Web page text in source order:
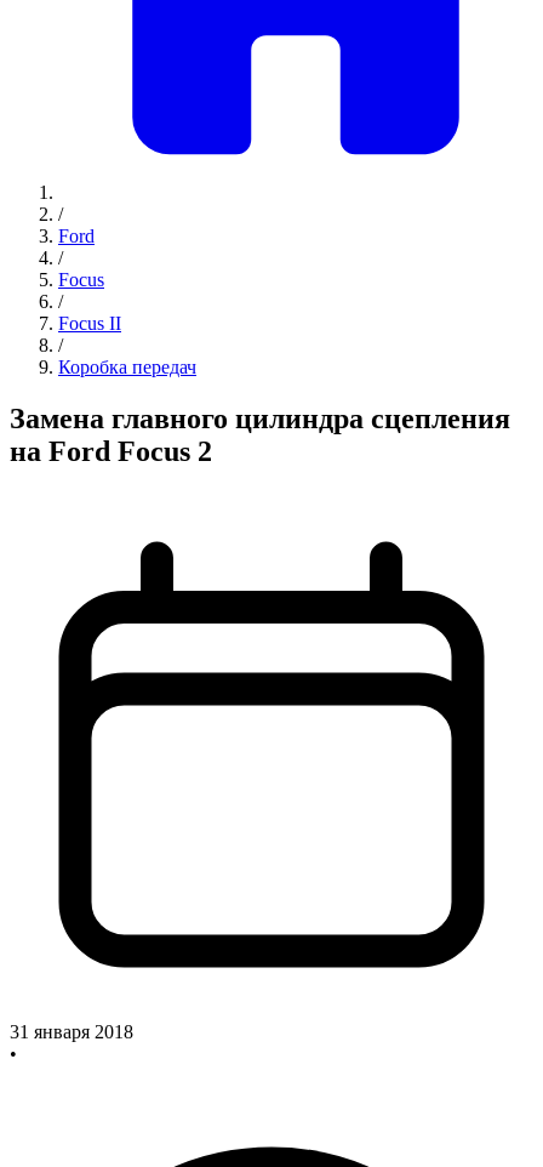
/
Ford
/
Focus
/
Focus II
/
Коробка передач
Замена главного цилиндра сцепления
на Ford Focus 2
31 января 2018
•